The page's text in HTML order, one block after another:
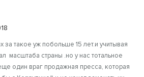
за такое уж побольше 15 лет.и учитывая
масштаба страны .но у нас тотальное
один враг продажная пресса, которая